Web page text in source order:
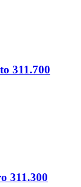
311.700
311.300